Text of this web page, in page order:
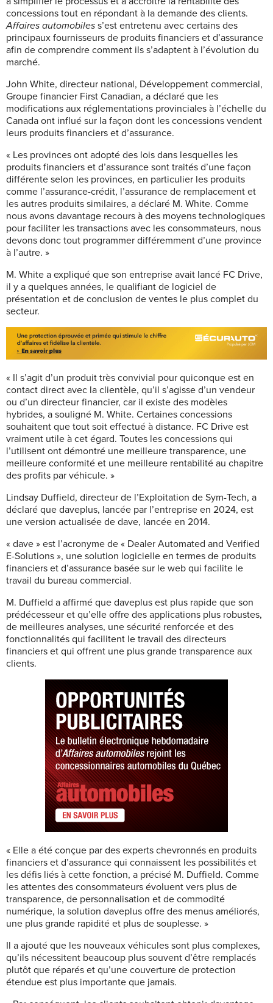
concessions tout en répondant à la demande des clients.
Affaires automobiles s’est entretenu avec certains des
principaux fournisseurs de produits financiers et d’assurance
afin de comprendre comment ils s’adaptent à l’évolution du
marché.
John White, directeur national, Développement commercial,
Groupe financier First Canadian, a déclaré que les
modifications aux réglementations provinciales à l’échelle du
Canada ont influé sur la façon dont les concessions vendent
leurs produits financiers et d’assurance.
« Les provinces ont adopté des lois dans lesquelles les
produits financiers et d’assurance sont traités d’une façon
différente selon les provinces, en particulier les produits
comme l’assurance-crédit, l’assurance de remplacement et
les autres produits similaires, a déclaré M. White. Comme
nous avons davantage recours à des moyens technologiques
pour faciliter les transactions avec les consommateurs, nous
devons donc tout programmer différemment d’une province
à l’autre. »
M. White a expliqué que son entreprise avait lancé FC Drive,
il y a quelques années, le qualifiant de logiciel de
présentation et de conclusion de ventes le plus complet du
secteur.
« Il s’agit d’un produit très convivial pour quiconque est en
contact direct avec la clientèle, qu’il s’agisse d’un vendeur
ou d’un directeur financier, car il existe des modèles
hybrides, a souligné M. White. Certaines concessions
souhaitent que tout soit effectué à distance. FC Drive est
vraiment utile à cet égard. Toutes les concessions qui
l’utilisent ont démontré une meilleure transparence, une
meilleure conformité et une meilleure rentabilité au chapitre
des profits par véhicule. »
Lindsay Duffield, directeur de l’Exploitation de Sym-Tech, a
déclaré que daveplus, lancée par l’entreprise en 2024, est
une version actualisée de dave, lancée en 2014.
« dave » est l’acronyme de « Dealer Automated and Verified
E-Solutions », une solution logicielle en termes de produits
financiers et d’assurance basée sur le web qui facilite le
travail du bureau commercial.
M. Duffield a affirmé que daveplus est plus rapide que son
prédécesseur et qu’elle offre des applications plus robustes,
de meilleures analyses, une sécurité renforcée et des
fonctionnalités qui facilitent le travail des directeurs
financiers et qui offrent une plus grande transparence aux
clients.
« Elle a été conçue par des experts chevronnés en produits
financiers et d’assurance qui connaissent les possibilités et
les défis liés à cette fonction, a précisé M. Duffield. Comme
les attentes des consommateurs évoluent vers plus de
transparence, de personnalisation et de commodité
numérique, la solution daveplus offre des menus améliorés,
une plus grande rapidité et plus de souplesse. »
Il a ajouté que les nouveaux véhicules sont plus complexes,
qu’ils nécessitent beaucoup plus souvent d’être remplacés
plutôt que réparés et qu’une couverture de protection
étendue est plus importante que jamais.